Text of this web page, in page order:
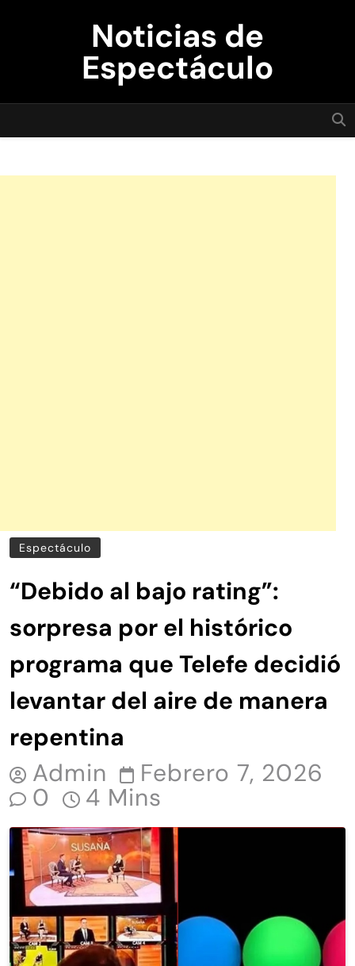
Noticias de
Espectáculo
Espectáculo
“Debido al bajo rating”:
sorpresa por el histórico
programa que Telefe decidió
levantar del aire de manera
repentina
Admin
Febrero 7, 2026
0 4 Mins